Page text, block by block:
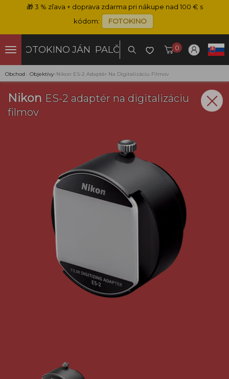
🎁3 % zľava + doprava zdarma pri nákupe nad 100 € s
kódom:
FOTOKINO
FOTOKINO JÁN PALČO 0
Obchod › Objektívy› Nikon ES-2 Adaptér Na Digitalizáciu Filmov
Nikon ES-2 adaptér na digitalizáciu
filmov